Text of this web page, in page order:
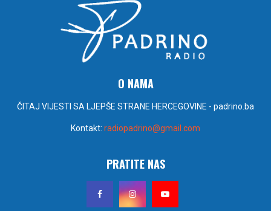
O NAMA
ČITAJ VIJESTI SA LJEPŠE STRANE HERCEGOVINE - padrino.ba
Kontakt: radiopadrino@gmail.com
PRATITE NAS